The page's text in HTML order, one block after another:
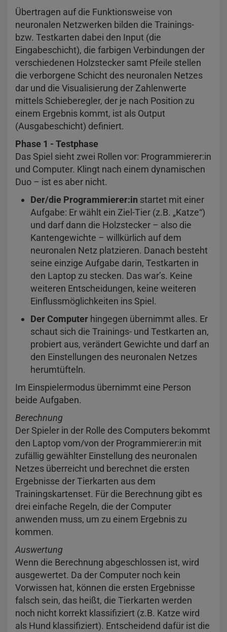
Übertragen auf die Funktionsweise von
neuronalen Netzwerken bilden die Trainings-
bzw. Testkarten dabei den Input (die
Eingabeschicht), die farbigen Verbindungen der
verschiedenen Holzstecker samt Pfeile stellen
die verborgene Schicht des neuronalen Netzes
dar und die Visualisierung der Zahlenwerte
mittels Schieberegler, der je nach Position zu
einem Ergebnis kommt, ist als Output
(Ausgabeschicht) definiert.
Phase 1 - Testphase
Das Spiel sieht zwei Rollen vor: Programmierer:in
und Computer. Klingt nach einem dynamischen
Duo – ist es aber nicht.
Der/die Programmierer:in startet mit einer
Aufgabe: Er wählt ein Ziel-Tier (z.B. „Katze“)
und darf dann die Holzstecker – also die
Kantengewichte – willkürlich auf dem
neuronalen Netz platzieren. Danach besteht
seine einzige Aufgabe darin, Testkarten in
den Laptop zu stecken. Das war’s. Keine
weiteren Entscheidungen, keine weiteren
Einflussmöglichkeiten ins Spiel.
Der Computer hingegen übernimmt alles. Er
schaut sich die Trainings- und Testkarten an,
probiert aus, verändert Gewichte und darf an
den Einstellungen des neuronalen Netzes
herumtüfteln.
Im Einspielermodus übernimmt eine Person
beide Aufgaben.
Berechnung
Der Spieler in der Rolle des Computers bekommt
den Laptop vom/von der Programmierer:in mit
zufällig gewählter Einstellung des neuronalen
Netzes überreicht und berechnet die ersten
Ergebnisse der Tierkarten aus dem
Trainingskartenset. Für die Berechnung gibt es
drei einfache Regeln, die der Computer
anwenden muss, um zu einem Ergebnis zu
kommen.
Auswertung
Wenn die Berechnung abgeschlossen ist, wird
ausgewertet. Da der Computer noch kein
Vorwissen hat, können die ersten Ergebnisse
falsch sein, das heißt, die Tierkarten werden
noch nicht korrekt klassifiziert (z.B. Katze wird
als Hund klassifiziert). Entscheidend dafür ist die